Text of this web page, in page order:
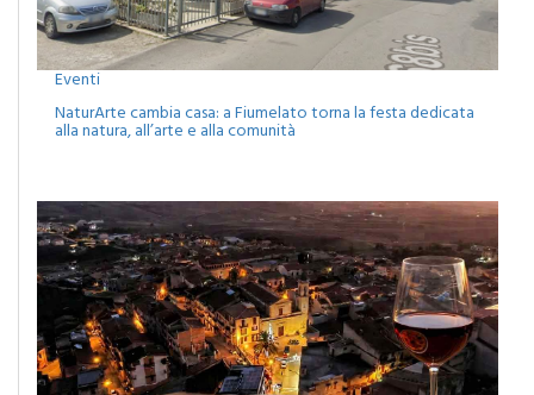
Eventi
NaturArte cambia casa: a Fiumelato torna la festa dedicata